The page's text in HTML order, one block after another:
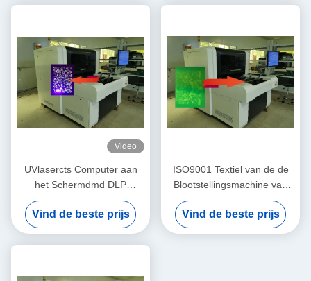
Video
UVlasercts Computer aan
het Schermdmd DLP
Technologie
Vind de beste prijs
ISO9001 Textiel van de de
Blootstellingsmachine van
laser de Directe PCB UV
Vind de beste prijs